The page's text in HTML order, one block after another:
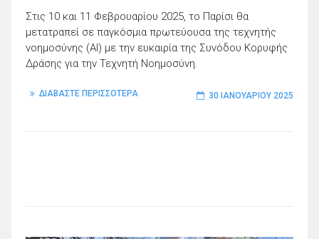
Στις 10 και 11 Φεβρουαρίου 2025, το Παρίσι θα
μετατραπεί σε παγκόσμια πρωτεύουσα της τεχνητής
νοημοσύνης (AI) με την ευκαιρία της Συνόδου Κορυφής
Δράσης για την Τεχνητή Νοημοσύνη.
ΔΙΑΒΑΣΤΕ ΠΕΡΙΣΣΟΤΕΡΑ 30 ΙΑΝΟΥΑΡΊΟΥ 2025